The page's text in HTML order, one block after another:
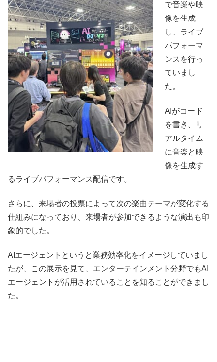
で音楽や映
像を生成
し、ライブ
パフォーマ
ンスを行っ
ていまし
た。
AIがコード
を書き、リ
アルタイム
に音楽と映
像を生成す
るライブパフォーマンス配信です。
さらに、来場者の投票によって次の楽曲テーマが変化する
仕組みになっており、来場者が参加できるような演出も印
象的でした。
AIエージェントというと業務効率化をイメージしていまし
たが、この展示を見て、エンターテインメント分野でもAI
エージェントが活用されていることを知ることができまし
た。